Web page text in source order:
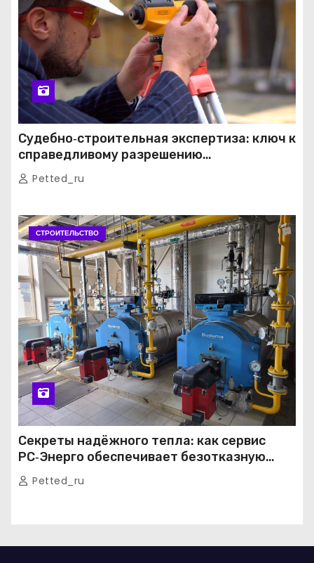
Судебно‑строительная экспертиза: ключ к
справедливому разрешению
строительных споров
Petted_ru
СТРОИТЕЛЬСТВО
Секреты надёжного тепла: как сервис
РС‑Энерго обеспечивает безотказную
работу котельных в Москве и Подмосковье
Petted_ru